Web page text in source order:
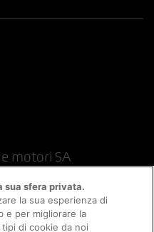
motori SA
giuridiche
sua sfera privata.
la sua esperienza di
e per migliorare la
di cookie da noi